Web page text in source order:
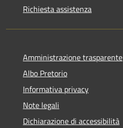
Richiesta assistenza
Amministrazione trasparente
Albo Pretorio
Informativa privacy
Note legali
Dichiarazione di accessibilità